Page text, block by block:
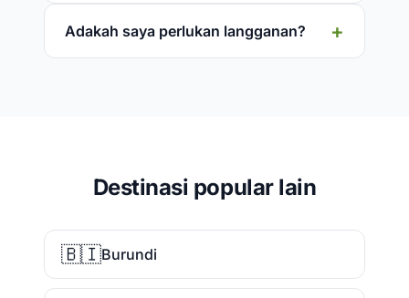
Adakah saya perlukan langganan?
Destinasi popular lain
🇧🇮Burundi